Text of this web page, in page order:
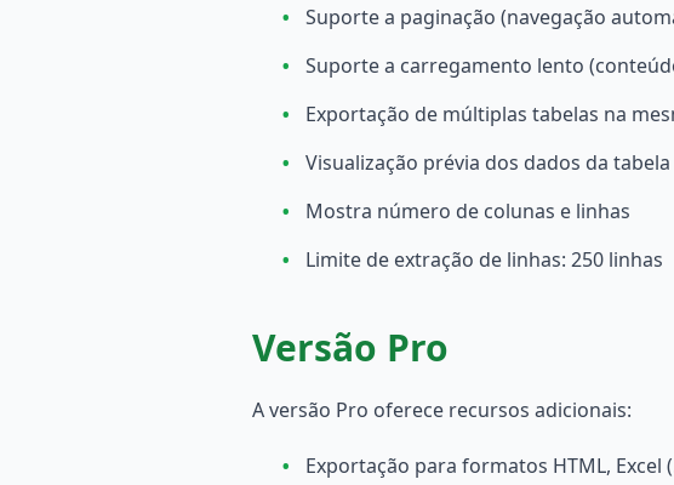
• Suporte a paginação (navegação
• Suporte a carregamento lento
• Exportação de múltiplas tabelas na
• Visualização prévia dos dados da
• Mostra número de colunas e linhas
• Limite de extração de linhas: 250 linhas
Versão Pro
A versão Pro oferece recursos adicionais:
• Exportação para formatos HTML, Excel